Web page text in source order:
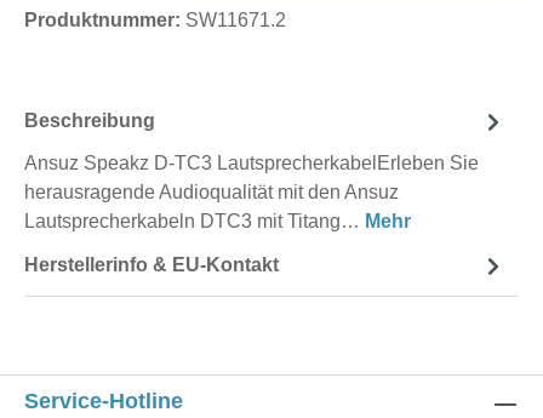
Produktnummer: SW11671.2
Beschreibung
Ansuz Speakz D-TC3 LautsprecherkabelErleben Sie
herausragende Audioqualität mit den Ansuz
Lautsprecherkabeln DTC3 mit Titang… Mehr
Herstellerinfo & EU-Kontakt
Service-Hotline